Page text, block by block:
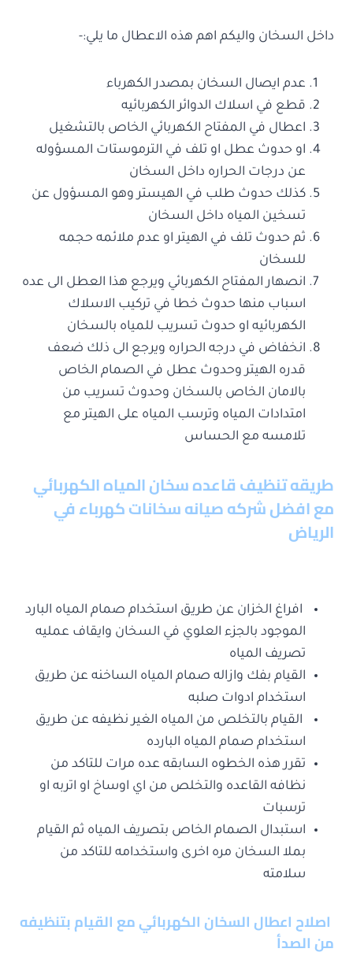
داخل السخان واليكم اهم هذه الاعطال ما يلي:-
عدم ايصال السخان بمصدر الكهرباء
قطع في اسلاك الدوائر الكهربائيه
اعطال في المفتاح الكهربائي الخاص بالتشغيل
او حدوث عطل او تلف في الترموستات المسؤوله
عن درجات الحراره داخل السخان
كذلك حدوث طلب في الهيستر وهو المسؤول عن
تسخين المياه داخل السخان
ثم حدوث تلف في الهيتر او عدم ملائمه حجمه
للسخان
انصهار المفتاح الكهربائي ويرجع هذا العطل الى عده
اسباب منها حدوث خطا في تركيب الاسلاك
الكهربائيه او حدوث تسريب للمياه بالسخان
انخفاض في درجه الحراره ويرجع الى ذلك ضعف
قدره الهيتر وحدوث عطل في الصمام الخاص
بالامان الخاص بالسخان وحدوث تسريب من
امتدادات المياه وترسب المياه على الهيتر مع
تلامسه مع الحساس
طريقه تنظيف قاعده سخان المياه الكهربائي
معافضل شركه صيانه سخانات كهرباء في
الرياض
افراغ الخزان عن طريق استخدام صمام المياه البارد
الموجود بالجزء العلوي في السخان وايقاف عمليه
تصريف المياه
القيام بفك وازاله صمام المياه الساخنه عن طريق
استخدام ادوات صلبه
القيام بالتخلص من المياه الغير نظيفه عن طريق
استخدام صمام المياه البارده
تقرر هذه الخطوه السابقه عده مرات للتاكد من
نظافه القاعده والتخلص من اي اوساخ او اتربه او
ترسبات
استبدال الصمام الخاص بتصريف المياه ثم القيام
بملا السخان مره اخرى واستخدامه للتاكد من
سلامته
اصلاح اعطال السخان الكهربائي مع القيام بتنظيفه
من الصدأ